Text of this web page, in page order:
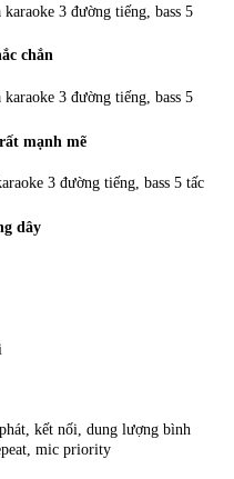
chắn
mạnh mẽ
dây
kết nối, dung lượng bình
mic priority